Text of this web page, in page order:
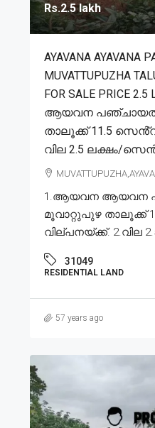
Rs.2.5 lakh
AYAVANA AYAVANA
MUVATTUPUZHA
FOR SALE PRICE
ആയവന
താലൂക്ക് 11.5
വില 2.5 ലക്ഷം/
1.ആയവന ആയവന
മൂവാറ്റുപുഴ താലൂക്ക്
വില്പനയ്ക്ക്. 2.വില
31049
RESIDENTIAL LAND
57 years ago